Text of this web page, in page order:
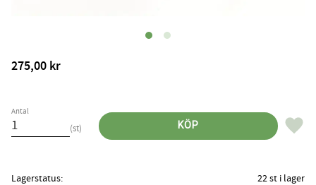
275,00 kr
Antal
st KÖP Lägg
Lagerstatus
22 st i lager